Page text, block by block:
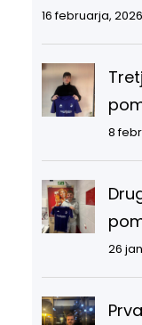
16 februarja, 2026
8
26